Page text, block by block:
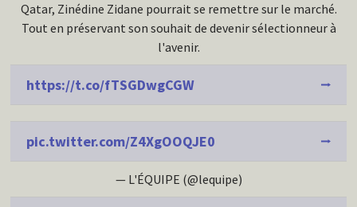
Qatar, Zinédine Zidane pourrait se remettre sur le marché.
Tout en préservant son souhait de devenir sélectionneur à
l'avenir.
https://t.co/fTSGDwgCGW
pic.twitter.com/Z4XgOOQJE0
— L'ÉQUIPE (@lequipe)